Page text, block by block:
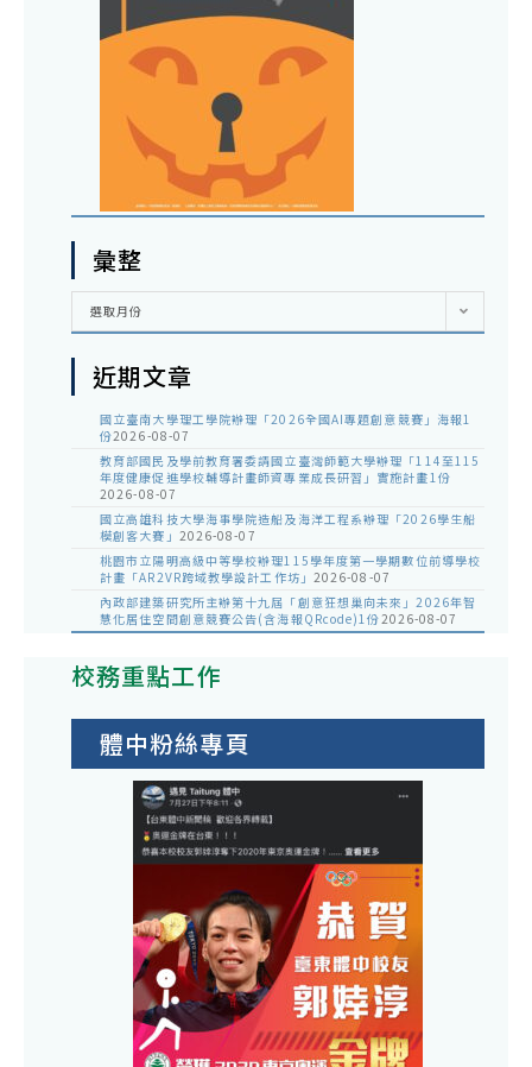
彙整
彙
選取月份
近期文章
國立臺南大學理工學院辦理「2026全國AI專題創意競賽」海報1
份2026-08-07
教育部國民及學前教育署委請國立臺灣師範大學辦理「114至115
年度健康促進學校輔導計畫師資專業成長研習」實施計畫1份
2026-08-07
國立高雄科技大學海事學院造船及海洋工程系辦理「2026學生船
模創客大賽」 2026-08-07
桃園市立陽明高級中等學校辦理115學年度第一學期數位前導學校
計畫「AR2VR跨域教學設計工作坊」 2026-08-07
內政部建築研究所主辦第十九屆「創意狂想巢向未來」2026年智
慧化居住空間創意競賽公告(含海報QRcode)1份2026-08-07
校務重點工作
體中粉絲專頁